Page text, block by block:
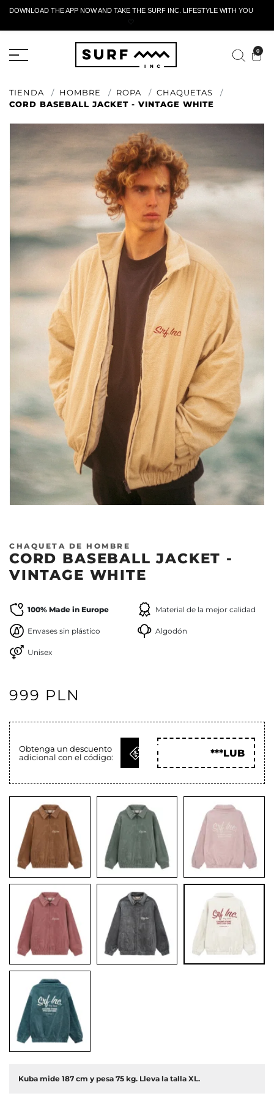
DOWNLOAD THE APP NOW AND TAKE THE SURF INC. LIFESTYLE WITH YOU
🤍
0
TIENDA HOMBRE ROPA
CHAQUETAS
CORD BASEBALL JACKET - VINTAGE WHITE
CHAQUETA DE HOMBRE
CORD BASEBALL JACKET -
VINTAGE WHITE
100% Made in Europe Material de la mejor calidad
Envases sin plástico Algodón
Unisex
999 PLN
Obtenga un descuento
adicional con el código:
OBTENER
***LUB
Kuba mide 187 cm y pesa 75 kg. Lleva la talla XL.
FORMULARIO DE RETORNO ACTIVO